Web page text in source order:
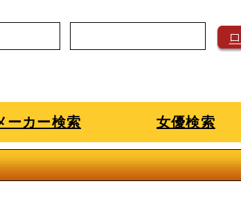
ーカー検索 女優検索